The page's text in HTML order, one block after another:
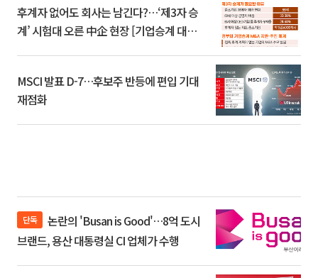
후계자 없어도 회사는 남긴다?…‘제3자 승
계’ 시험대 오른 中企 현장 [기업승계 대전
MSCI 발표 D-7…후보주 반등에 편입 기대
재점화
단독
브랜드, 용산 대통령실 CI 업체가 수행